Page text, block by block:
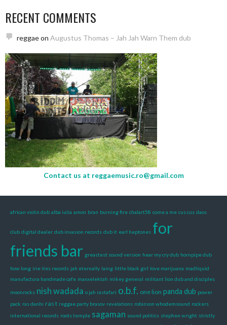
RECENT COMMENTS
reggaeon Augustus Thomas – Jah Jah Warn Them dub
Contact us at reggaemusic.ro@gmail.com
african violin dub alba iulia amon bran burning fire chalart58 come a me cus cus daos
club digital dealer dub invasion records dub it earl heptones for
friends bar greastest sound version hear my cry dub hornpipe dub
how long irie ites records jah eternally laing little black girl love marijuana madliquid
manufactura handmade cafe maxxelektah mikey general militant lion dub and disciples
moonrocks nish wadada o jah rastafari o.b.f. one lion panda dub power
pack ras danhi ras t reggae party brasov revelations robinson whodemsound rockers
international records roots temple sagaman sound politics stephen wright strictly